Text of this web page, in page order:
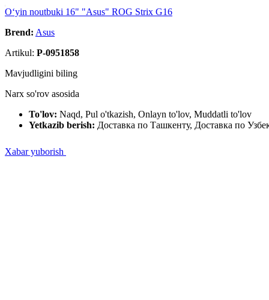
Oʻyin noutbuki 16" "Asus" ROG Strix G16
Brend: Asus
Artikul: P-0951858
Mavjudligini biling
Narx so'rov asosida
To'lov: Naqd, Pul o'tkazish, Onlayn to'lov, Muddatli to'lov
Yetkazib berish: Доставка по Ташкенту, Доставка по
Xabar yuborish